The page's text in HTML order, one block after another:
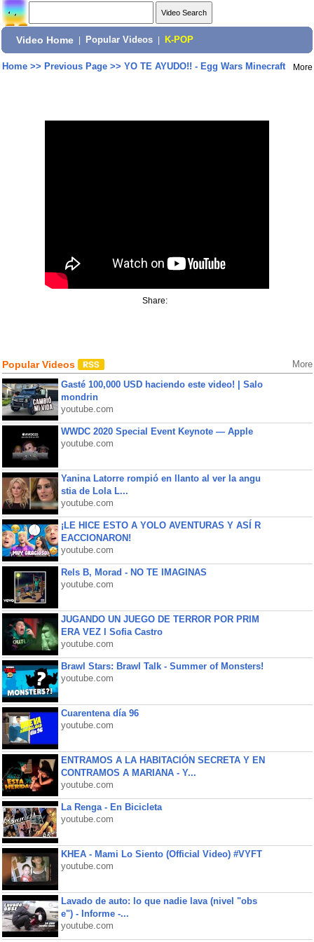
Video Home Popular Videos K-POP
Home>> Previous Page>> YO TE AYUDO!! - Egg Wars Minecraft More
Share:
Popular Videos More
Gasté 100,000 USD haciendo este video! | Salo
mondrin
youtube.com
WWDC 2020 Special Event Keynote — Apple
youtube.com
Yanina Latorre rompió en llanto al ver la angu
stia de Lola L...
youtube.com
¡LE HICE ESTO A YOLO AVENTURAS Y ASÍ R
EACCIONARON!
youtube.com
Rels B, Morad - NO TE IMAGINAS
youtube.com
JUGANDO UN JUEGO DE TERROR POR PRIM
ERA VEZ l Sofia Castro
youtube.com
Brawl Stars: Brawl Talk - Summer of Monsters!
youtube.com
Cuarentena día 96
youtube.com
ENTRAMOS A LA HABITACIÓN SECRETA Y EN
CONTRAMOS A MARIANA - Y...
youtube.com
La Renga - En Bicicleta
youtube.com
KHEA - Mami Lo Siento (Official Video) #VYFT
youtube.com
Lavado de auto: lo que nadie lava (nivel "obs
e") - Informe -...
youtube.com